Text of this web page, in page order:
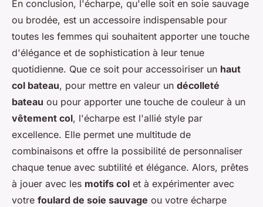
En conclusion, l'écharpe, qu'elle soit en soie sauvage
ou brodée, est un accessoire indispensable pour
toutes les femmes qui souhaitent apporter une touche
d'élégance et de sophistication à leur tenue
quotidienne. Que ce soit pour accessoiriser un haut
col bateau, pour mettre en valeur un décolleté
bateau ou pour apporter une touche de couleur à un
vêtement col, l'écharpe est l'allié style par
excellence. Elle permet une multitude de
combinaisons et offre la possibilité de personnaliser
chaque tenue avec subtilité et élégance. Alors, prêtes
à jouer avec les motifs col et à expérimenter avec
votre foulard de soie sauvage ou votre écharpe